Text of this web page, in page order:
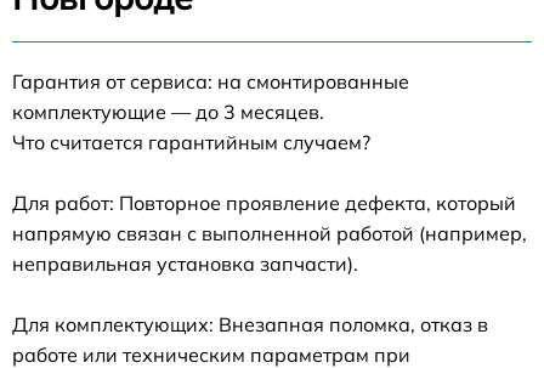
Гарантия от сервиса: на смонтированные
комплектующие — до 3 месяцев.
Что считается гарантийным случаем?
Для работ: Повторное проявление дефекта, который
напрямую связан с выполненной работой (например,
неправильная установка запчасти).
Для комплектующих: Внезапная поломка, отказ в
работе или техническим параметрам при